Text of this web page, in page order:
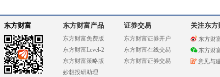
东方财富 东方财富产品
东方财富免费版
东方财富Level-2
东方财富策略版
妙想投研助理
证券交易
东方财富证券开户
东方财富在线交易
东方财富证券交易
关注东方
东方财
东方财
意见与